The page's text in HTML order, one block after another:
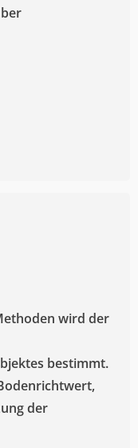
wird der
bestimmt.
der